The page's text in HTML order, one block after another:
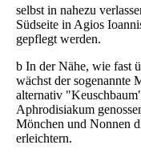
selbst in nahezu
Südseite in Agios
gepflegt werden.
b In der Nähe, wie fast
wächst der sogenannte
alternativ
Aphrodisiakum
Mönchen und Nonnen
erleichtern.